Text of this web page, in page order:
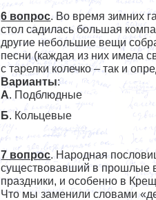
6 вопрос. Во время зимних
стол садилась большая
другие небольшие вещи
песни (каждая из них имела
с тарелки колечко – так и
Варианты:
А. Подблюдные
Б. Кольцевые
7 вопрос. Народная
существовавший в прошлые
праздники, и особенно в
Что мы заменили словами